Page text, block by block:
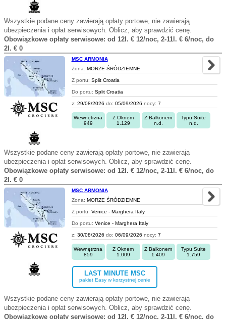
Wszystkie podane ceny zawierają opłaty portowe, nie zawierają
ubezpieczenia i opłat serwisowych. Oblicz, aby sprawdzić cenę.
Obowiązkowe opłaty serwisowe: od 12l. € 12/noc, 2-11l. € 6/noc, do
2l. € 0
MSC ARMONIA
Zona: MORZE ŚRÓDZIEMNE
Z portu: Split Croatia
Do portu: Split Croatia
z: 29/08/2026 do: 05/09/2026 nocy: 7
Wewnętrzna
949
Z Oknem
1.129
Z Balkonem
n.d.
Typu Suite
n.d.
Wszystkie podane ceny zawierają opłaty portowe, nie zawierają
ubezpieczenia i opłat serwisowych. Oblicz, aby sprawdzić cenę.
Obowiązkowe opłaty serwisowe: od 12l. € 12/noc, 2-11l. € 6/noc, do
2l. € 0
MSC ARMONIA
Zona: MORZE ŚRÓDZIEMNE
Z portu: Venice - Marghera Italy
Do portu: Venice - Marghera Italy
z: 30/08/2026 do: 06/09/2026 nocy: 7
Wewnętrzna
859
Z Oknem
1.009
Z Balkonem
1.409
Typu Suite
1.759
LAST MINUTE MSC
pakiet Easy w korzystnej cenie
Wszystkie podane ceny zawierają opłaty portowe, nie zawierają
ubezpieczenia i opłat serwisowych. Oblicz, aby sprawdzić cenę.
Obowiązkowe opłaty serwisowe: od 12l. € 12/noc, 2-11l. € 6/noc, do